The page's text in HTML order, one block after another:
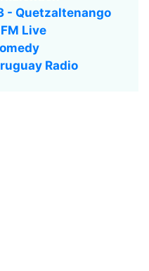
- Quetzaltenango
Live
Radio